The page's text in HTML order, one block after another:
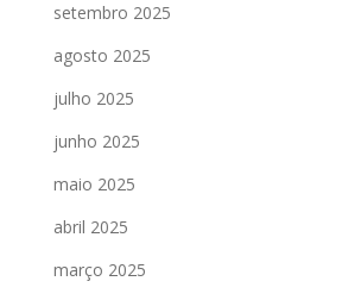
setembro 2025
agosto 2025
julho 2025
junho 2025
maio 2025
abril 2025
março 2025